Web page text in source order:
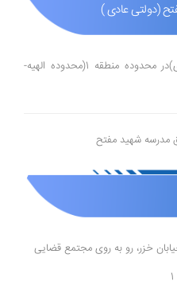
(دولتی عادی )
مدرسهشهید مفتح پسرانه(دولتی عادی)در محدوده منطقه 1(محدوده الهیه-
مدرسه شهید مفتح
خزر، رو به روی مجتمع قضایی